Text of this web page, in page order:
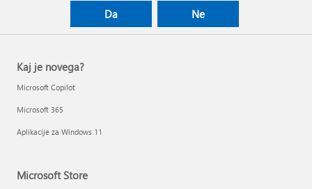
Da Ne
Kaj je novega?
Microsoft Copilot
Microsoft 365
Aplikacije za Windows 11
Microsoft Store